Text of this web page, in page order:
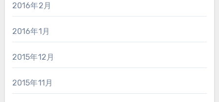
2016年2月
2016年1月
2015年12月
2015年11月